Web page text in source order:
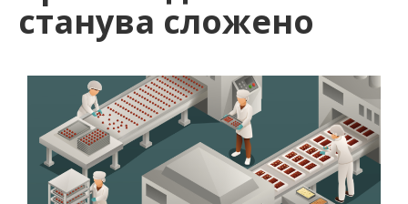
станува сложено